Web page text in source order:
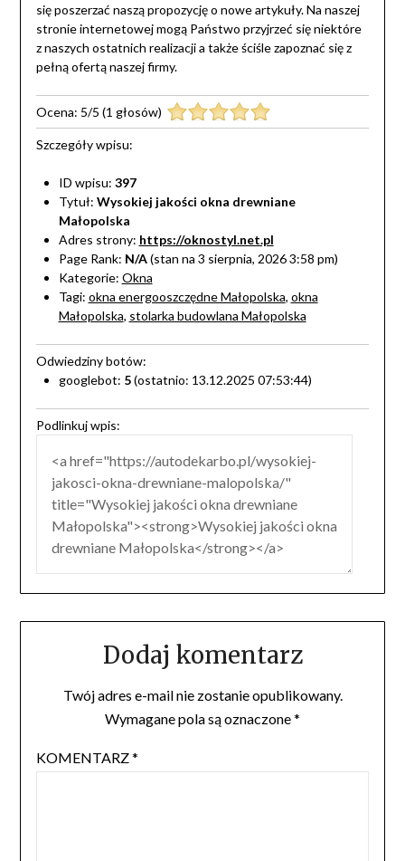
się poszerzać naszą propozycję o nowe artykuły. Na naszej
stronie internetowej mogą Państwo przyjrzeć się niektóre
z naszych ostatnich realizacji a także ściśle zapoznać się z
pełną ofertą naszej firmy.
Ocena: 5/5 (1 głosów)
Szczegóły wpisu:
ID wpisu: 397
Tytuł: Wysokiej jakości okna drewniane
Małopolska
Adres strony: https://oknostyl.net.pl
Page Rank: N/A(stan na 3 sierpnia, 2026 3:58 pm)
Kategorie: Okna
Tagi: okna energooszczędne Małopolska, okna
Małopolska, stolarka budowlana Małopolska
Odwiedziny botów:
googlebot: 5(ostatnio: 13.12.2025 07:53:44)
Podlinkuj wpis:
Dodaj komentarz
Twój adres e-mail nie zostanie opublikowany.
Wymagane pola są oznaczone*
KOMENTARZ*